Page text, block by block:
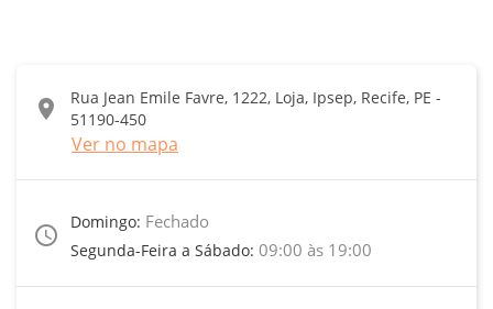
location_on
Rua Jean Emile Favre, 1222, Loja, Ipsep, Recife, PE -
51190-450
Ver no mapa
access_time
Domingo: Fechado
Segunda-Feira a Sábado: 09:00 às 19:00